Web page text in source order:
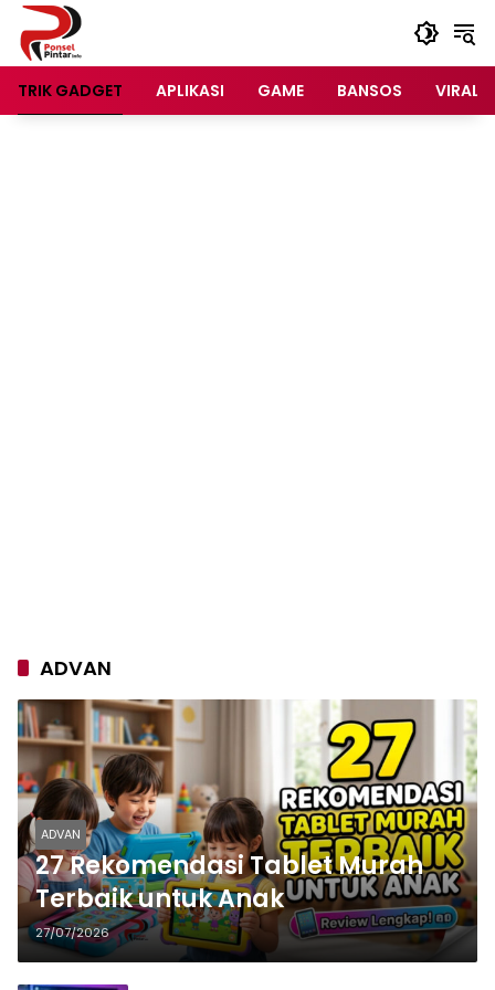
Langsung
konten
TRIK GADGET
APLIKASI GAME BANSOS VIRAL
ADVAN
ADVAN
27 Rekomendasi Tablet Murah
Terbaik untuk Anak
27/07/2026